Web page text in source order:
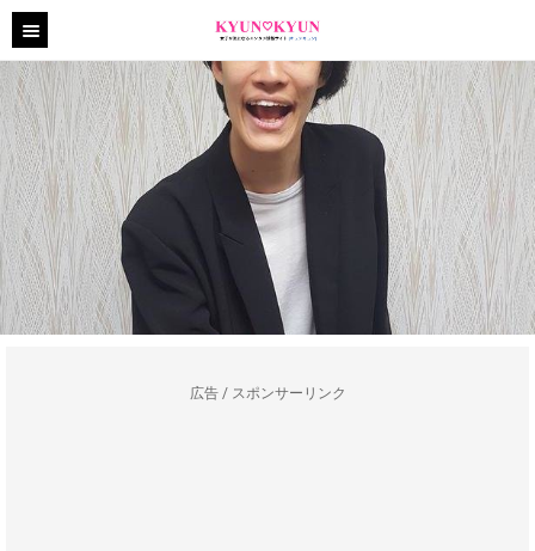
広告 / スポンサーリンク